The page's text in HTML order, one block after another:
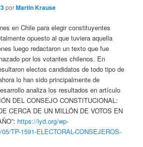
porMartin Krause
en Chile para elegir constituyentes
opuesto al que tuviera aquella
luego redactaron un texto que fue
por los votantes chilenos. En
electos candidatos de todo tipo de
lo han sido principalmente de
analiza los resultados en artículo
DEL CONSEJO CONSTITUCIONAL:
CERCA DE UN MILLÓN DE VOTOS EN
https://lyd.org/wp-
TP-1591-ELECTORAL-CONSEJEROS-